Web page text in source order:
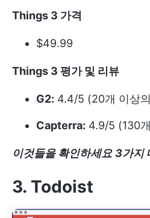
Things 3 가격
$49.99
Things 3 평가 및 리뷰
G2: 4.4/5 (20개 이상
Capterra: 4.9/5 (130
이것들을 확인하세요 3가지
3. Todoist